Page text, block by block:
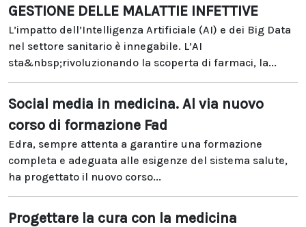
GESTIONE DELLE MALATTIE INFETTIVE
L’impatto dell’Intelligenza Artificiale (AI) e dei Big Data
nel settore sanitario è innegabile. L’AI
sta&nbsp;rivoluzionando la scoperta di farmaci, la...
Social media in medicina. Al via nuovo
corso di formazione Fad
Edra, sempre attenta a garantire una formazione
completa e adeguata alle esigenze del sistema salute,
ha progettato il nuovo corso...
Progettare la cura con la medicina